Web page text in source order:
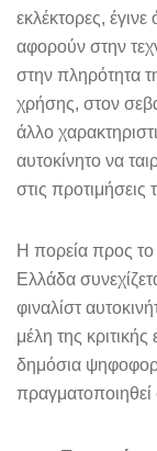
εκλέκτορες,
αφορούν στην
στην πληρότητα
χρήσης, στον
άλλο
αυτοκίνητο να
στις
Η πορεία προς το
Ελλάδα
φιναλίστ
μέλη της
δημόσια